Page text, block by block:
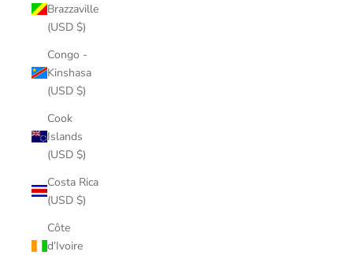
Brazzaville
(USD $)
Congo -
Kinshasa
(USD $)
Cook
Islands
(USD $)
Costa Rica
(USD $)
Côte
d’Ivoire